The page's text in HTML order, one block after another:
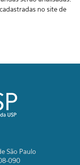
no site de
São Paulo
090